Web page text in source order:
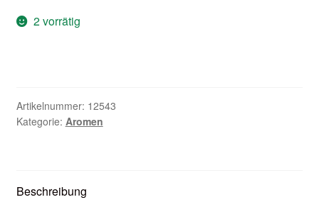
Zubehör
Kontaktformular
2 vorrätig
Artikelnummer: 12543
Kategorie: Aromen
Beschreibung